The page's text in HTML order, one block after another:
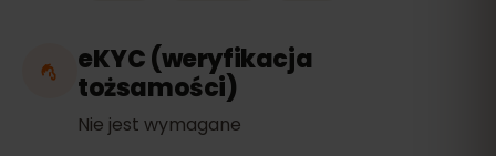
eKYC (weryfikacja
tożsamości)
Nie jest wymagane